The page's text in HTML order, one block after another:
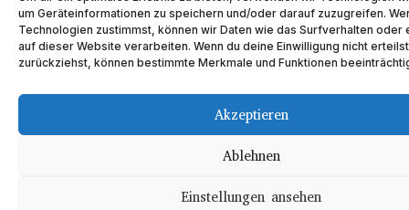
um Geräteinformationen zu speichern und/oder darauf zuzugreifen.
Technologien zustimmst, können wir Daten wie das Surfverhalten oder
auf dieser Website verarbeiten. Wenn du deine Einwilligung nicht
zurückziehst, können bestimmte Merkmale und Funktionen
Akzeptieren
Ablehnen
Einstellungen ansehen